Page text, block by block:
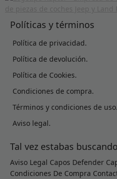
Políticas y términos
Política de privacidad.
Política de devolución.
Política de Cookies.
Condiciones de compra.
Términos y condiciones de uso.
Aviso legal.
Tal vez estabas buscando
Aviso Legal Capos Defender
Condiciones De Compra